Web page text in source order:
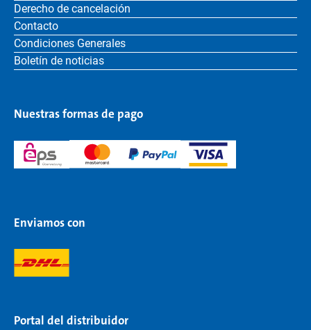
Derecho de cancelación
Contacto
Condiciones Generales
Boletín de noticias
Nuestras formas de pago
Enviamos con
Portal del distribuidor